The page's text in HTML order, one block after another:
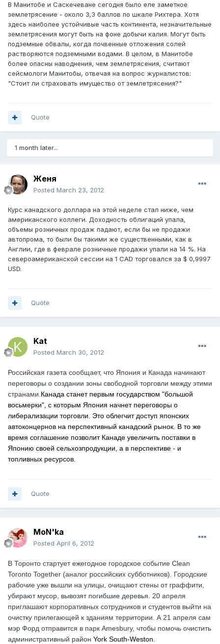
В Манитобе и Саскечеване сегодня было еле заметное
землетрясение - около 3,3 баллов по шкале Рихтера. Хотя
здесь наиболее устойчивые часть континента, незначительные
землетрясения могут быть на фоне добычи калия. Могут быть
подземные обвалы, когда почвенные отложения солей
растворяются подземными водами. В целом, в Манитобе
более опасны наводнения, чем землетрясения, считают
сейсмологи Манитобы, отвечая на вопрос журналистов:
"Стоит ли страховать имущество от землетрясения?"
Quote
1 month later...
Женя
Posted March 23, 2012
Курс канадского доллара на этой неделе стал ниже, чем
американского коллеги. Доходность облигаций упала,
объемы розничных продаж падают, если бы не продажи
автопрома, то были бы такими же существенными, как в
Англии, где в феврале розничные продажи упали на 14 %. На
североамериканской сессии на 1 CAD торговался за $ 0,9997
USD.
Quote
Kat
Posted March 30, 2012
Российская газета сообщает, что Япония и Канада начинают
переговоры о создании зоны свободной торговли между этими
странами.Канада станет первым государством "большой
восьмерки", с которым Япония начнет переговоры о
либерализации торговли. Это облегчит доступ японских
автоконцернов на перспективный канадский рынок. В то же
время соглашение позволит Канаде увеличить поставки в
Японию своей сельхозпродукции, а в перспективе - и
топливных ресурсов.
Quote
MoN'ka
Posted April 6, 2012
В Торонто стартует ежегодное городское событие Clean
Toronto Together (аналог российских субботников). Городские
рабочие уже вышли на улицы, очищают стены от граффити,
убирают мусор, вывозят погибшие деревья. 20 апреля
приглашают корпоративных сотрудников и студентов выйти на
очистку прилегающей к зданиям территории. А 21 апреля сам
мэр Форд отправится в парк Amesbury, чтобы помочь очистить
административный район York South-Weston.